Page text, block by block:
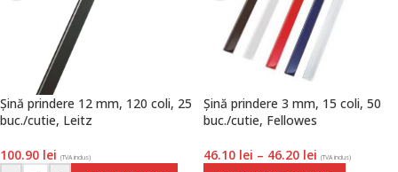
Șină prindere 12 mm, 120 coli, 25
buc./cutie, Leitz
100.90 lei (TVA inclus)
Șină prindere 3 mm, 15 coli, 50
buc./cutie, Fellowes
46.10 lei – 46.20 lei (TVA inclus)